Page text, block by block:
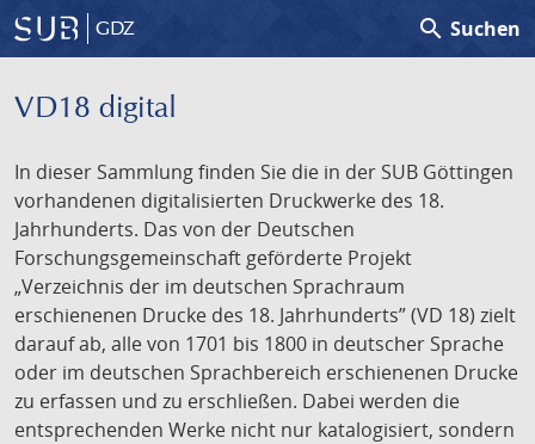
GDZ search Suchen
VD18 digital
In dieser Sammlung finden Sie die in der SUB Göttingen
vorhandenen digitalisierten Druckwerke des 18.
Jahrhunderts. Das von der Deutschen
Forschungsgemeinschaft geförderte Projekt
„Verzeichnis der im deutschen Sprachraum
erschienenen Drucke des 18. Jahrhunderts” (VD 18) zielt
darauf ab, alle von 1701 bis 1800 in deutscher Sprache
oder im deutschen Sprachbereich erschienenen Drucke
zu erfassen und zu erschließen. Dabei werden die
entsprechenden Werke nicht nur katalogisiert, sondern